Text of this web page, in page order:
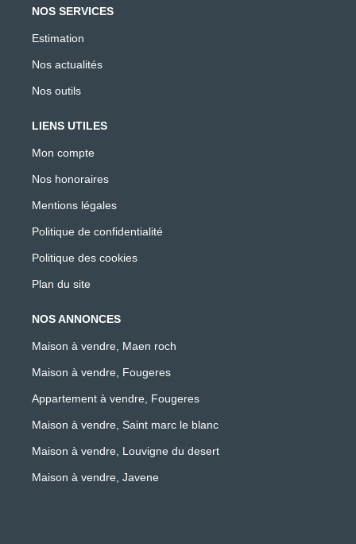
NOS SERVICES
Estimation
Nos actualités
Nos outils
LIENS UTILES
Mon compte
Nos honoraires
Mentions légales
Politique de confidentialité
Politique des cookies
Plan du site
NOS ANNONCES
Maison à vendre, Maen roch
Maison à vendre, Fougeres
Appartement à vendre, Fougeres
Maison à vendre, Saint marc le blanc
Maison à vendre, Louvigne du desert
Maison à vendre, Javene